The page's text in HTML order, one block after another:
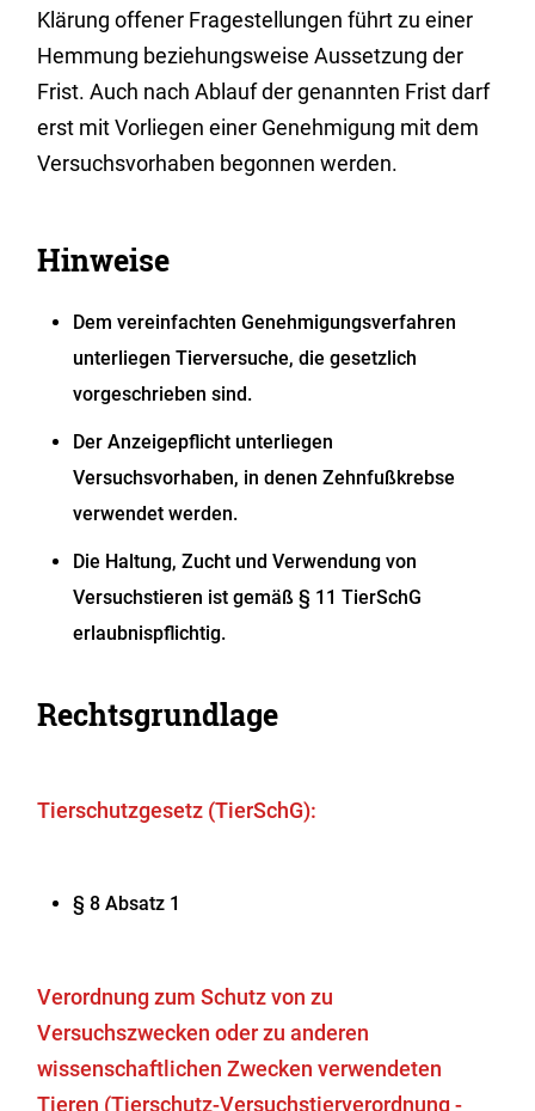
Klärung offener Fragestellungen führt zu einer
Hemmung beziehungsweise Aussetzung der
Frist. Auch nach Ablauf der genannten Frist darf
erst mit Vorliegen einer Genehmigung mit dem
Versuchsvorhaben begonnen werden.
Hinweise
Dem vereinfachten Genehmigungsverfahren
unterliegen Tierversuche, die gesetzlich
vorgeschrieben sind.
Der Anzeigepflicht unterliegen
Versuchsvorhaben, in denen Zehnfußkrebse
verwendet werden.
Die Haltung, Zucht und Verwendung von
Versuchstieren ist gemäß § 11 TierSchG
erlaubnispflichtig.
Rechtsgrundlage
Tierschutzgesetz (TierSchG):
§ 8 Absatz 1
Verordnung zum Schutz von zu
Versuchszwecken oder zu anderen
wissenschaftlichen Zwecken verwendeten
Tieren (Tierschutz-Versuchstierverordnung -